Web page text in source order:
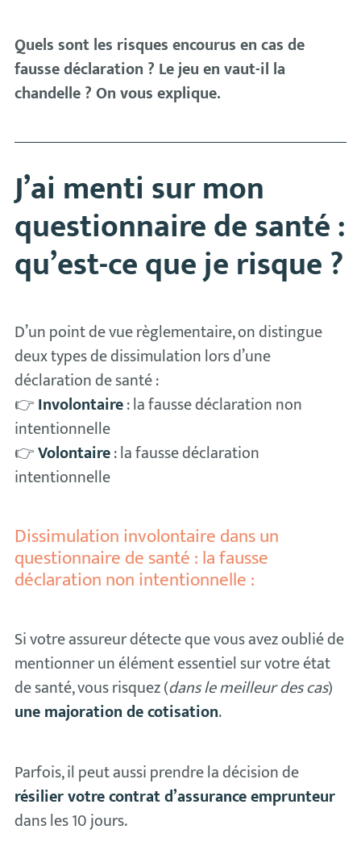
Quels sont les risques encourus en cas de
fausse déclaration ? Le jeu en vaut-il la
chandelle ? On vous explique.
J’ai menti sur mon
questionnaire de santé :
qu’est-ce que je risque ?
D’un point de vue règlementaire, on distingue
deux types de dissimulation lors d’une
déclaration de santé :
👉Involontaire: la fausse déclaration non
intentionnelle
👉Volontaire: la fausse déclaration
intentionnelle
Dissimulation involontaire dans un
questionnaire de santé : la fausse
déclaration non intentionnelle :
Si votre assureur détecte que vous avez oublié de
mentionner un élément essentiel sur votre état
de santé, vous risquez (dans le meilleur des cas)
une majoration de cotisation.
Parfois, il peut aussi prendre la décision de
résilier votre contrat d’assurance emprunteur
dans les 10 jours.